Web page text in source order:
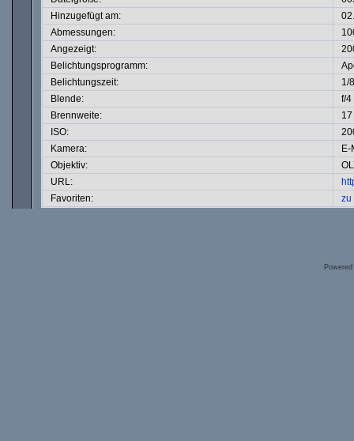
Hinzugefügt am:
Abmessungen:
Angezeigt:
Belichtungsprogramm:
Belichtungszeit:
1/
Blende:
f/4
Brennweite:
ISO:
Kamera:
E-
Objektiv:
URL:
Favoriten:
zu